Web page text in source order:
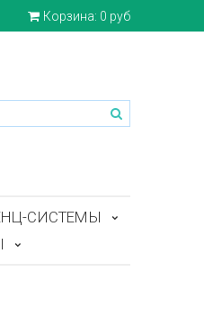
Корзина: 0 руб
СИСТЕМЫ